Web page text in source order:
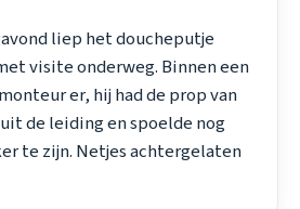
liep het doucheputje
visite onderweg. Binnen een
er, hij had de prop van
de leiding en spoelde nog
te zijn. Netjes achtergelaten